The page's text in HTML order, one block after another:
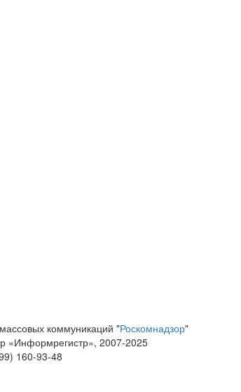
коммуникаций "Роскомнадзор"
«Информрегистр», 2007-2025
160-93-48